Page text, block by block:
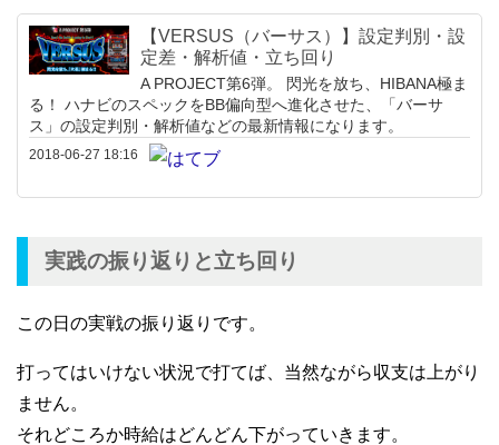
【VERSUS（バーサス）】設定判別・設
定差・解析値・立ち回り
A PROJECT第6弾。 閃光を放ち、HIBANA極ま
る！ ハナビのスペックをBB偏向型へ進化させた、「バーサ
ス」の設定判別・解析値などの最新情報になります。
2018-06-27 18:16
実践の振り返りと立ち回り
この日の実戦の振り返りです。
打ってはいけない状況で打てば、当然ながら収支は上がり
ません。
それどころか時給はどんどん下がっていきます。